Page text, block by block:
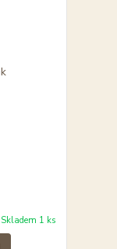
Skladem 1 ks